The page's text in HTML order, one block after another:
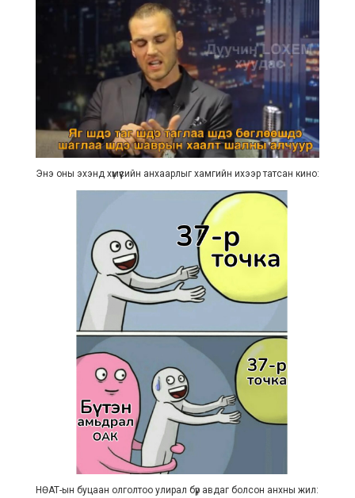
Энэ оны эхэнд хүмүүсийн анхаарлыг хамгийн ихээр татсан кино:
НӨАТ-ын буцаан олголтоо улирал бүр авдаг болсон анхны жил: